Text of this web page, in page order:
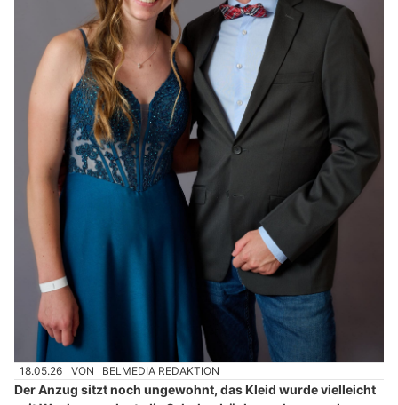
18.05.26 VON BELMEDIA REDAKTION
Der Anzug sitzt noch ungewohnt, das Kleid wurde vielleicht